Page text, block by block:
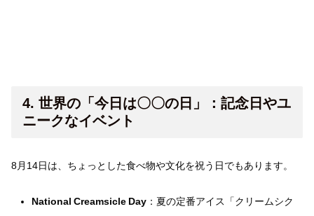
4. 世界の「今日は〇〇の日」：記念日やユ
ニークなイベント
8月14日は、ちょっとした食べ物や文化を祝う日でもあります。
National Creamsicle Day：夏の定番アイス「クリームシク